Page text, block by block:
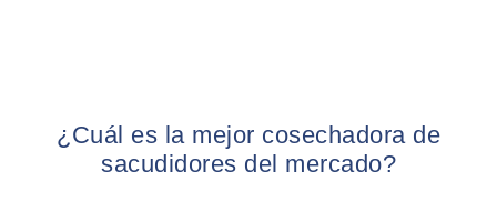
¿Cuál es la mejor cosechadora de
sacudidores del mercado?